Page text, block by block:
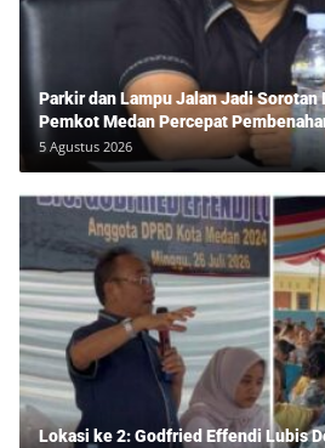
Parkir dan Lampu Jalan Jadi Sorotan
Pemkot Medan Percepat
5 Agustus 2026
Lokasi ke 2: Godfried Effendi Lubis